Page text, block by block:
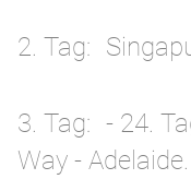
2. Tag
3. Tag
- 24.
Way - Adelaide.